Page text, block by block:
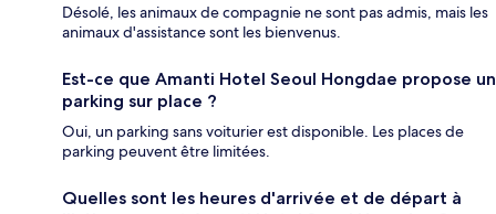
Désolé, les animaux de compagnie ne sont pas admis, mais les
animaux d'assistance sont les bienvenus.
Est-ce que Amanti Hotel Seoul Hongdae propose un
parking sur place ?
Oui, un parking sans voiturier est disponible. Les places de
parking peuvent être limitées.
Quelles sont les heures d'arrivée et de départ à